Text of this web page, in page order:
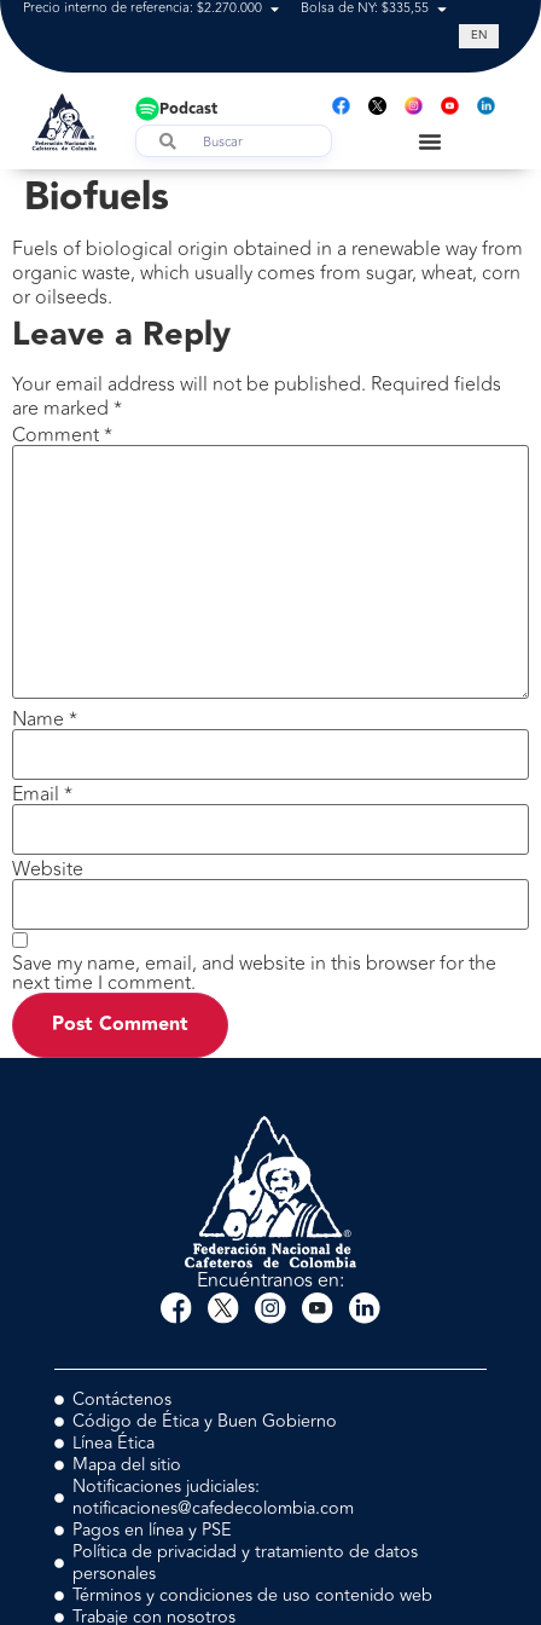
Precio interno de referencia: $2.270.000 Bolsa de NY: $335,55 Tasa de
EN
Podcast
Biofuels
Fuels of biological origin obtained in a renewable way from
organic waste, which usually comes from sugar, wheat, corn
or oilseeds.
Leave a Reply
Your email address will not be published. Required fields
are marked *
Comment*
Name *
Email *
Website
Save my name, email, and website in this browser for the
next time I comment.
Encuéntranos en:
Contáctenos
Código de Ética y Buen Gobierno
Línea Ética
Mapa del sitio
Notificaciones judiciales:
notificaciones@cafedecolombia.com
Pagos en línea y PSE
Política de privacidad y tratamiento de datos
personales
Términos y condiciones de uso contenido web
Trabaje con nosotros